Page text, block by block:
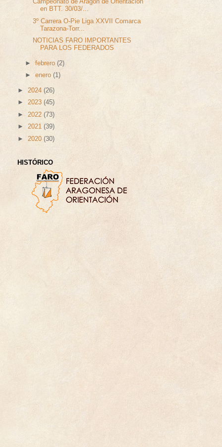
Campeonato de Aragón de Orientación
en BTT. 30/03/...
3º Carrera O-Pie Liga XXVII Comarca
Tarazona-Torr...
NOTICIAS FARO IMPORTANTES
PARA LOS FEDERADOS
►febrero(2)
►enero (1)
► 2024 (26)
► 2023 (45)
► 2022 (73)
► 2021 (39)
► 2020 (30)
HISTÓRICO